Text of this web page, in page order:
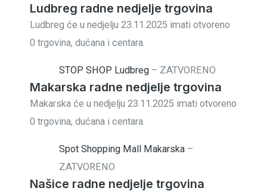
Ludbreg radne nedjelje trgovina
Ludbreg će u nedjelju 23.11.2025 imati otvoreno
0 trgovina, dućana i centara.
STOP SHOP Ludbreg – ZATVORENO
Makarska radne nedjelje trgovina
Makarska će u nedjelju 23.11.2025 imati otvoreno
0 trgovina, dućana i centara.
Spot Shopping Mall Makarska –
ZATVORENO
Našice radne nedjelje trgovina